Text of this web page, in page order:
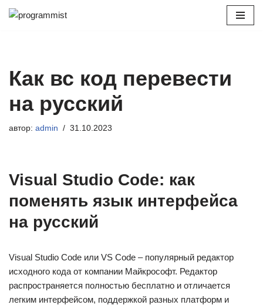
Как вс код перевести
на русский
автор: admin 31.10.2023
Visual Studio Code: как
поменять язык интерфейса
на русский
Visual Studio Code или VS Code – популярный редактор
исходного кода от компании Майкрософт. Редактор
распространяется полностью бесплатно и отличается
легким интерфейсом, поддержкой разных платформ и